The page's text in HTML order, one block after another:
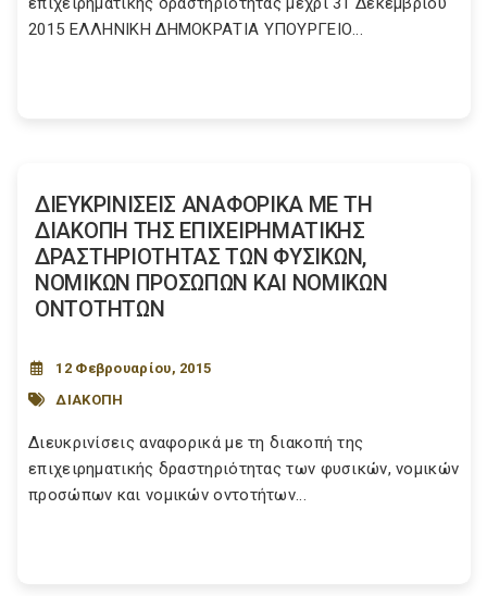
2015 ΕΛΛΗΝΙΚΗ ΔΗΜΟΚΡΑΤΙΑ ΥΠΟΥΡΓΕΙΟ...
ΔΙΕΥΚΡΙΝΙΣΕΙΣ ΑΝΑΦΟΡΙΚΑ ΜΕ ΤΗ
ΔΙΑΚΟΠΗ ΤΗΣ ΕΠΙΧΕΙΡΗΜΑΤΙΚΗΣ
ΔΡΑΣΤΗΡΙΟΤΗΤΑΣ ΤΩΝ ΦΥΣΙΚΩΝ,
ΝΟΜΙΚΩΝ ΠΡΟΣΩΠΩΝ ΚΑΙ ΝΟΜΙΚΩΝ
ΟΝΤΟΤΗΤΩΝ
12 Φεβρουαρίου, 2015
ΔΙΑΚΟΠΗ
Διευκρινίσεις αναφορικά με τη διακοπή της
επιχειρηματικής δραστηριότητας των φυσικών, νομικών
προσώπων και νομικών οντοτήτων...